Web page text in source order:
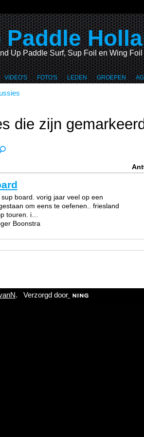
Paddle
Up Paddle Surf, Sup Foil en Wing Foil
VIDEO'S FOTO'S LEDEN GROEPEN
die zijn
board. vorig jaar veel op een
om eens te oefenen.. friesland
touren. i…
Boonstra
. Verzorgd door